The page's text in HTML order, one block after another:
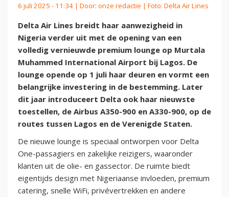
6 juli 2025 - 11:34 | Door: onze redactie | Foto: Delta Air Lines
Delta Air Lines breidt haar aanwezigheid in
Nigeria verder uit met de opening van een
volledig vernieuwde premium lounge op Murtala
Muhammed International Airport bij Lagos. De
lounge opende op 1 juli haar deuren en vormt een
belangrijke investering in de bestemming. Later
dit jaar introduceert Delta ook haar nieuwste
toestellen, de Airbus A350-900 en A330-900, op de
routes tussen Lagos en de Verenigde Staten.
De nieuwe lounge is speciaal ontworpen voor Delta
One-passagiers en zakelijke reizigers, waaronder
klanten uit de olie- en gassector. De ruimte biedt
eigentijds design met Nigeriaanse invloeden, premium
catering, snelle WiFi, privévertrekken en andere